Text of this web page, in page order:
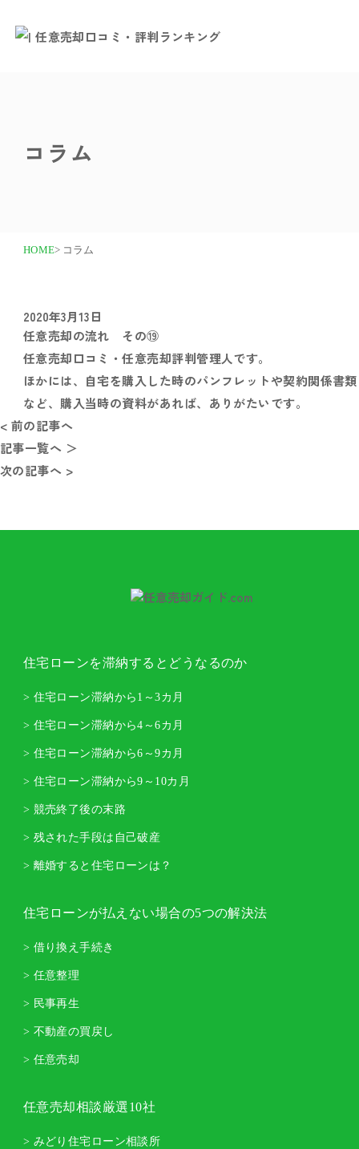
コラム
HOME> コラム
2020年3月13日
任意売却の流れ その⑲
任意売却口コミ・任意売却評判管理人です。
ほかには、自宅を購入した時のパンフレットや契約関係書類
など、購入当時の資料があれば、ありがたいです。
< 前の記事へ
記事一覧へ ＞
次の記事へ >
住宅ローンを滞納するとどうなるのか
> 住宅ローン滞納から1～3カ月
> 住宅ローン滞納から4～6カ月
> 住宅ローン滞納から6～9カ月
> 住宅ローン滞納から9～10カ月
> 競売終了後の末路
> 残された手段は自己破産
> 離婚すると住宅ローンは？
住宅ローンが払えない場合の5つの解決法
> 借り換え手続き
> 任意整理
> 民事再生
> 不動産の買戻し
> 任意売却
任意売却相談厳選10社
> みどり住宅ローン相談所